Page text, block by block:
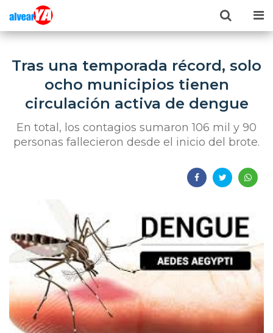
Tras una temporada récord, solo
ocho municipios tienen
circulación activa de dengue
En total, los contagios sumaron 106 mil y 90
personas fallecieron desde el inicio del brote.